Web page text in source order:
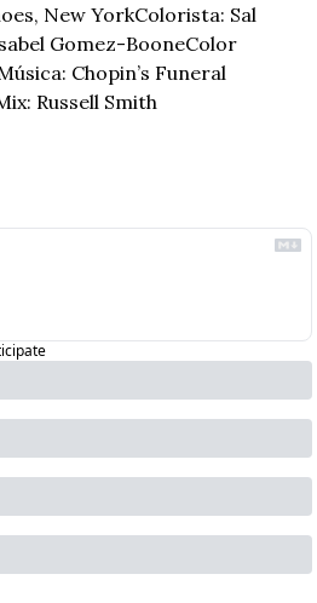
New YorkColorista: Sal
Gomez-BooneColor
Chopin’s Funeral
Russell Smith